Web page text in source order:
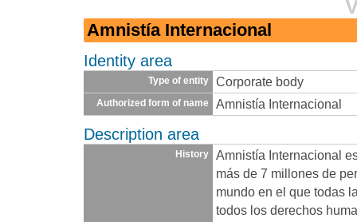
Amnistía Internacional
Identity area
Type of entity Corporate body
Authorized form of name Amnistía Internacional
Description area
History
Amnistía Internacional
más de 7 millones de
mundo en el que todas
todos los derechos